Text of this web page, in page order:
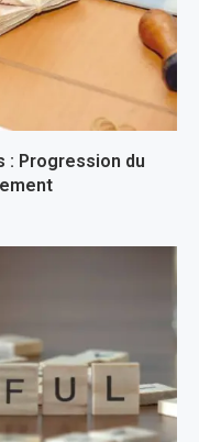
: Progression du